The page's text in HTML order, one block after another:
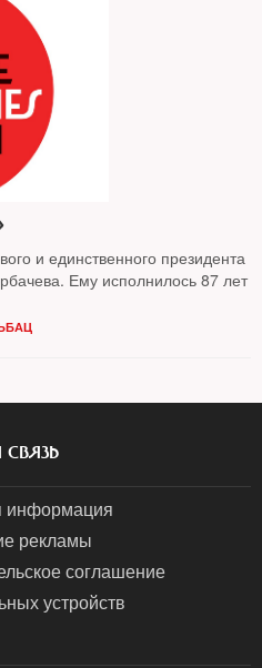
и единственного президента
Ему исполнилось 87 лет
информация
рекламы
соглашение
устройств